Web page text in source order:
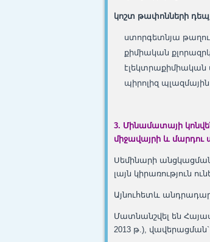
կոշտ թափոնների
ստորգետնյա
քիմիական
պիրոլիզ պլազմային
3. Մինամատայի
միջավայրի և մարդու
Սեմինարի
լայն կիրառություն
Այնուհետև
Մատնանշվել են
2013 թ.), վավերացման`